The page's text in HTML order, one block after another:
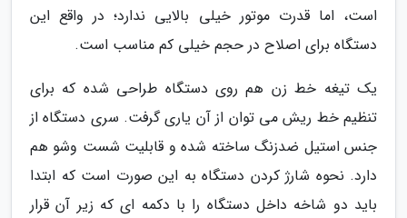
است، اما قدرت موتور خیلی بالایی ندارد؛ در واقع این
دستگاه برای اصلاح در حجم خیلی کم مناسب است.
یک تیغه خط زن هم روی دستگاه طراحی شده که برای
تنظیم خط ریش می توان از آن یاری گرفت. سری دستگاه از
جنس استیل ضدزنگ ساخته شده و قابلیت شست وشو هم
دارد. نحوه شارژ کردن دستگاه به این صورت است که ابتدا
باید دو شاخه داخل دستگاه را با دکمه ای که زیر آن قرار